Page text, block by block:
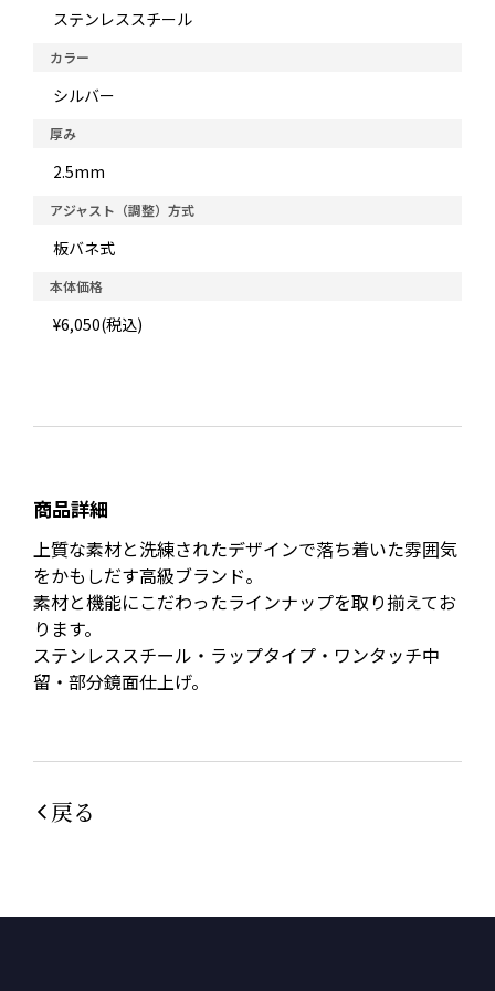
ステンレススチール
カラー
シルバー
厚み
2.5mm
アジャスト（調整）方式
板バネ式
本体価格
¥6,050(税込)
商品詳細
上質な素材と洗練されたデザインで落ち着いた雰囲気
をかもしだす高級ブランド。
素材と機能にこだわったラインナップを取り揃えてお
ります。
ステンレススチール・ラップタイプ・ワンタッチ中
留・部分鏡面仕上げ。
戻る